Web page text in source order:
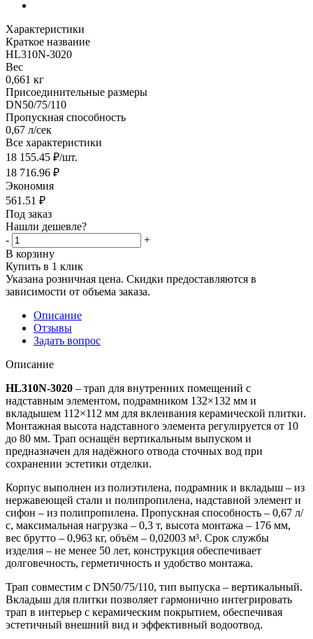
Характеристики
Краткое название
HL310N-3020
Вес
0,661 кг
Присоединительные размеры
DN50/75/110
Пропускная способность
0,67 л/сек
Все характеристики
18 155.45 ₽/шт.
18 716.96 ₽
Экономия
561.51 ₽
Под заказ
Нашли дешевле?
-
+
В корзину
Купить в 1 клик
Указана розничная цена. Скидки предоставляются в
зависимости от объема заказа.
Описание
Отзывы
Задать вопрос
Описание
HL310N-3020 – трап для внутренних помещений с
надставным элементом, подрамником 132×132 мм и
вкладышем 112×112 мм для вклеивания керамической плитки.
Монтажная высота надставного элемента регулируется от 10
до 80 мм. Трап оснащён вертикальным выпуском и
предназначен для надёжного отвода сточных вод при
сохранении эстетики отделки.
Корпус выполнен из полиэтилена, подрамник и вкладыш – из
нержавеющей стали и полипропилена, надставной элемент и
сифон – из полипропилена. Пропускная способность – 0,67 л/
с, максимальная нагрузка – 0,3 т, высота монтажа – 176 мм,
вес брутто – 0,963 кг, объём – 0,02003 м³. Срок службы
изделия – не менее 50 лет, конструкция обеспечивает
долговечность, герметичность и удобство монтажа.
Трап совместим с DN50/75/110, тип выпуска – вертикальный.
Вкладыш для плитки позволяет гармонично интегрировать
трап в интерьер с керамическим покрытием, обеспечивая
эстетичный внешний вид и эффективный водоотвод.